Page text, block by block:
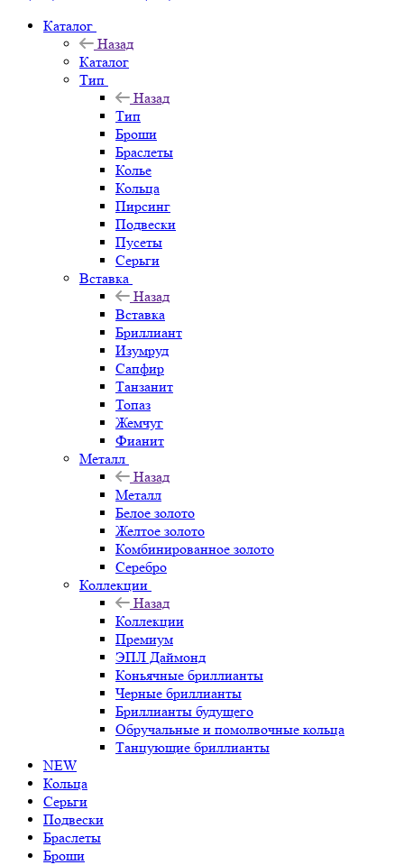
Каталог
Назад
Каталог
Тип
Назад
Тип
Броши
Браслеты
Колье
Кольца
Пирсинг
Подвески
Пусеты
Серьги
Вставка
Назад
Вставка
Бриллиант
Изумруд
Сапфир
Танзанит
Топаз
Жемчуг
Фианит
Металл
Назад
Металл
Белое золото
Желтое золото
Комбинированное золото
Серебро
Коллекции
Назад
Коллекции
Премиум
ЭПЛ Даймонд
Коньячные бриллианты
Черные бриллианты
Бриллианты будущего
Обручальные и помолвочные кольца
Танцующие бриллианты
NEW
Кольца
Серьги
Подвески
Браслеты
Броши